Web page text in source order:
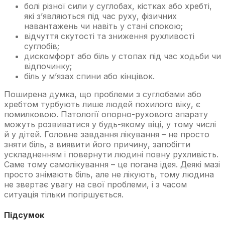
болі різної сили у суглобах, кістках або хребті,
які з’являються під час руху, фізичних
навантажень чи навіть у стані спокою;
відчуття скутості та зниження рухливості
суглобів;
дискомфорт або біль у стопах під час ходьби чи
відпочинку;
біль у м’язах спини або кінцівок.
Поширена думка, що проблеми з суглобами або
хребтом турбують лише людей похилого віку, є
помилковою. Патології опорно-рухового апарату
можуть розвиватися у будь-якому віці, у тому числі
й у дітей. Головне завдання лікування – не просто
зняти біль, а виявити його причину, запобігти
ускладненням і повернути людині повну рухливість.
Саме тому самолікування – це погана ідея. Деякі мазі
просто знімають біль, але не лікують, тому людина
не звертає увагу на свої проблеми, і з часом
ситуація тільки погіршується.
Підсумок